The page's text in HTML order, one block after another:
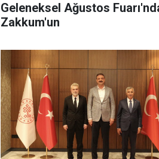
Geleneksel Ağustos
Zakkum'un